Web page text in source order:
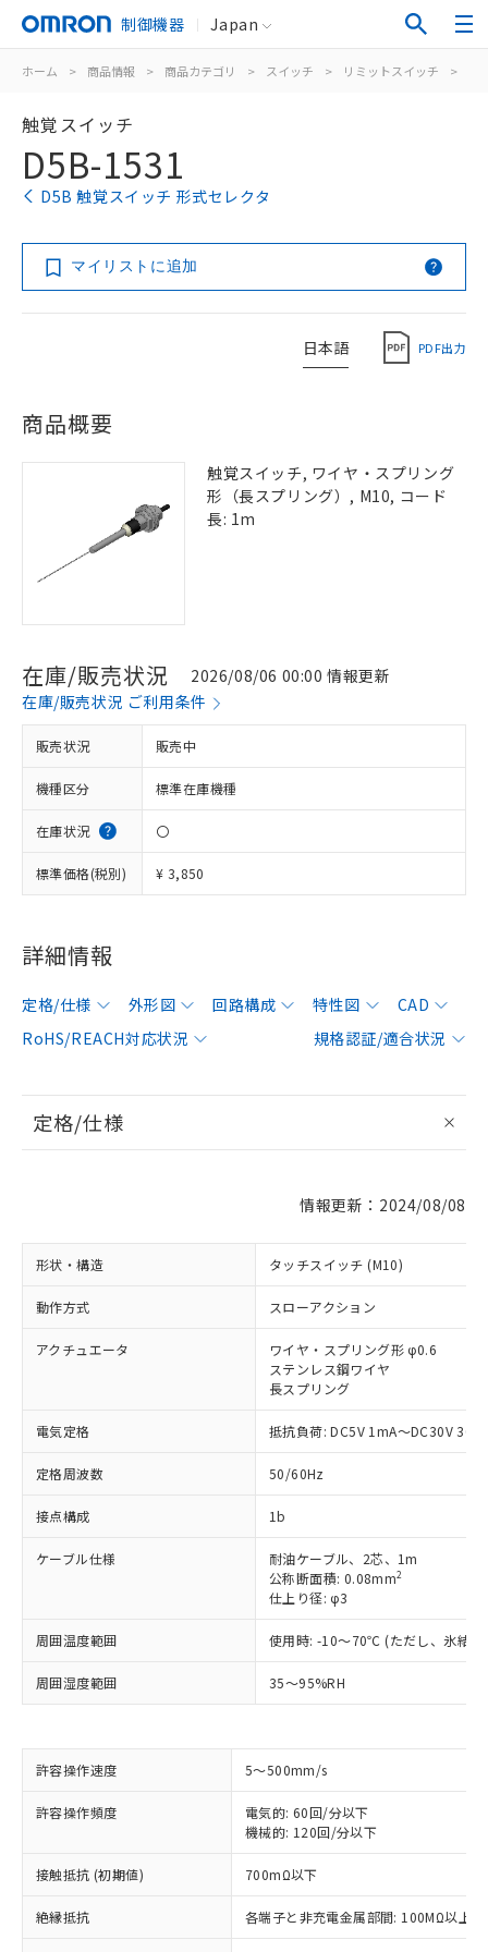
制御機器 Japan
ホーム > 商品情報 > 商品カテゴリ > スイッチ > リミットスイッチ >
触覚スイッチ
D5B-1531
D5B 触覚スイッチ 形式セレクタ
マイリストに追加
日本語 PDF出力
商品概要
触覚スイッチ, ワイヤ・スプリング
形（長スプリング）, M10, コード
長: 1m
在庫/販売状況
2026/08/06 00:00 情報更新
在庫/販売状況 ご利用条件
販売状況 販売中
機種区分 標準在庫機種
在庫状況 〇
標準価格(税別) ¥ 3,850
詳細情報
定格/仕様 外形図 回路構成 特性図
CAD
RoHS/REACH対応状況
規格認証/適合状況
定格/仕様
情報更新：2024/08/08
形状・構造 タッチスイッチ (M10)
動作方式 スローアクション
アクチュエータ
ワイヤ・スプリング形 φ0.6
ステンレス鋼ワイヤ
長スプリング
電気定格 抵抗負荷: DC5V 1mA～DC30V
定格周波数 50/60Hz
接点構成 1b
ケーブル仕様
耐油ケーブル、2芯、1m
公称断面積: 0.08mm2
仕上り径: φ3
周囲温度範囲 使用時: -10～70℃ (ただし、氷結し
周囲湿度範囲 35～95%RH
許容操作速度 5～500mm/s
許容操作頻度
電気的: 60回/分以下
機械的: 120回/分以下
接触抵抗 (初期値) 700mΩ以下
絶縁抵抗 各端子と非充電金属部間: 100MΩ以上
ご利用条件
以下の条件をお読みいただき、同意のうえ
対応済み：EU RoHS指令（10物質）の
非含有に対応した製品が提供可能な商品で
す。
対応予定：EU RoHS指令（10物質）の非含
有に対応した製品に切り替える予定のある
対応予定なし：EU RoHS指令（10物質）の
非含有に非対応の商品で、対応品を出す予